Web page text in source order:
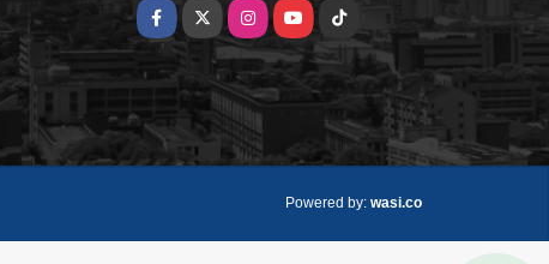
Facebook
X InstagramYouTube
TikTok
Powered by: wasi.co